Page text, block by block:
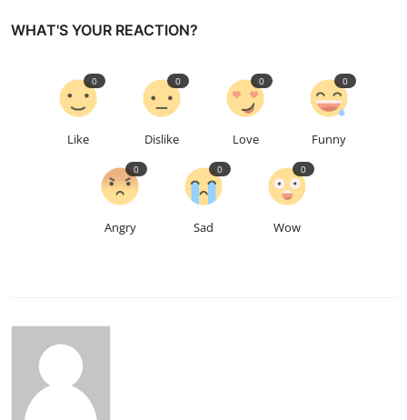
WHAT'S YOUR REACTION?
Like
0
Dislike
0
Love
0
Funny
0
Angry
0
Sad
0
Wow
0